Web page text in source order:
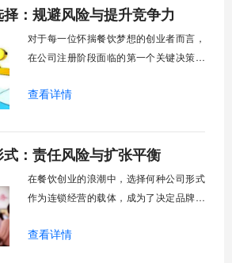
导致流程延长甚至法律责任。许多企业主
：规避风险与提升竞争力
对于每一位怀揣餐饮梦想的创业者而言，
在公司注册阶段面临的第一个关键决策，
的法律程序，实则深远地影响着企业日后
牌形象。是选择常见的有限责任公司，还
是考虑个体工商户或合伙企业？不同的餐
查看详情
：责任风险与扩张平衡
在餐饮创业的浪潮中，选择何种公司形式
作为连锁经营的载体，成为了决定品牌能
能更关注菜品口味和店铺装修，但一个合
查看详情